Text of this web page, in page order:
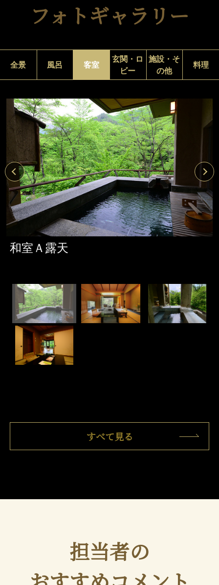
フォトギャラリー
全景 風呂 客室
玄関・ロ
ビー
施設・そ
の他
料理
和室Ａ露天
すべて見る
担当者の